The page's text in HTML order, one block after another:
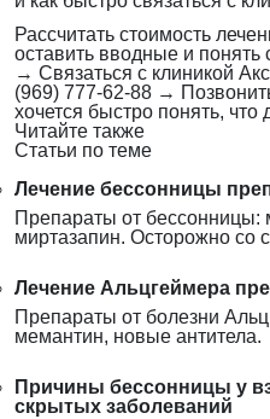
Рассчитать стоимость
оставить вводные и
→ Связаться с клиникой
(969) 777-62-88 →
хочется быстро понять, что
Читайте также
Статьи по теме
Лечение бессонницы
Препараты от бессонницы:
миртазапин. Осторожно со
Лечение Альцгеймера
Препараты от болезни
мемантин, новые антитела.
Причины бессонницы у
скрытых заболеваний